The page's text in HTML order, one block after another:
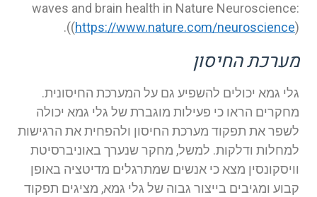
waves and brain health in Nature Neuroscience:
(https://www.nature.com/neuroscience)).
מערכת החיסון
גלי גמא יכולים להשפיע גם על המערכת החיסונית.
מחקרים הראו כי פעילות מוגברת של גלי גמא יכולה
לשפר את תפקוד מערכת החיסון ולהפחית את הרגישות
למחלות ודלקות. למשל, מחקר שנערך באוניברסיטת
וויסקונסין מצא כי אנשים שמתרגלים מדיטציה באופן
קבוע ומגיבים בייצור גבוה של גלי גמא, מציגים תפקוד